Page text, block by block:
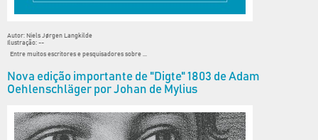
Autor: Niels Jørgen Langkilde
Ilustração: --
Entre muitos escritores e pesquisadores sobre ...
Nova edição importante de "Digte" 1803 de Adam
Oehlenschläger por Johan de Mylius